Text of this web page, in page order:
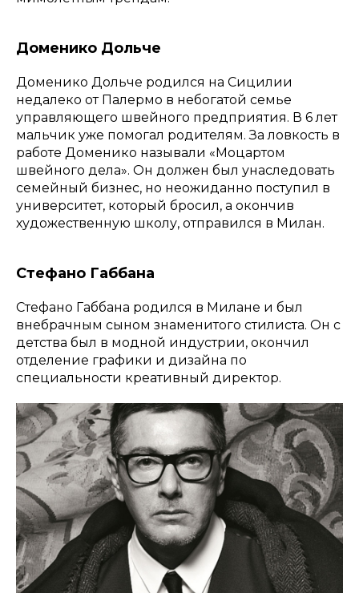
Доменико Дольче
Доменико Дольче родился на Сицилии
недалеко от Палермо в небогатой семье
управляющего швейного предприятия. В 6 лет
мальчик уже помогал родителям. За ловкость в
работе Доменико называли «Моцартом
швейного дела». Он должен был унаследовать
семейный бизнес, но неожиданно поступил в
университет, который бросил, а окончив
художественную школу, отправился в Милан.
Стефано Габбана
Стефано Габбана родился в Милане и был
внебрачным сыном знаменитого стилиста. Он с
детства был в модной индустрии, окончил
отделение графики и дизайна по
специальности креативный директор.